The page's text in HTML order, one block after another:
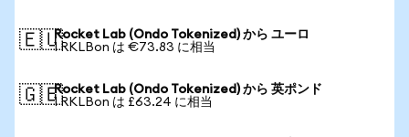
🇪🇺Rocket Lab (Ondo Tokenized) から ユーロ
1 RKLBon は €73.83 に相当
🇬🇧Rocket Lab (Ondo Tokenized) から 英ポンド
1 RKLBon は £63.24 に相当